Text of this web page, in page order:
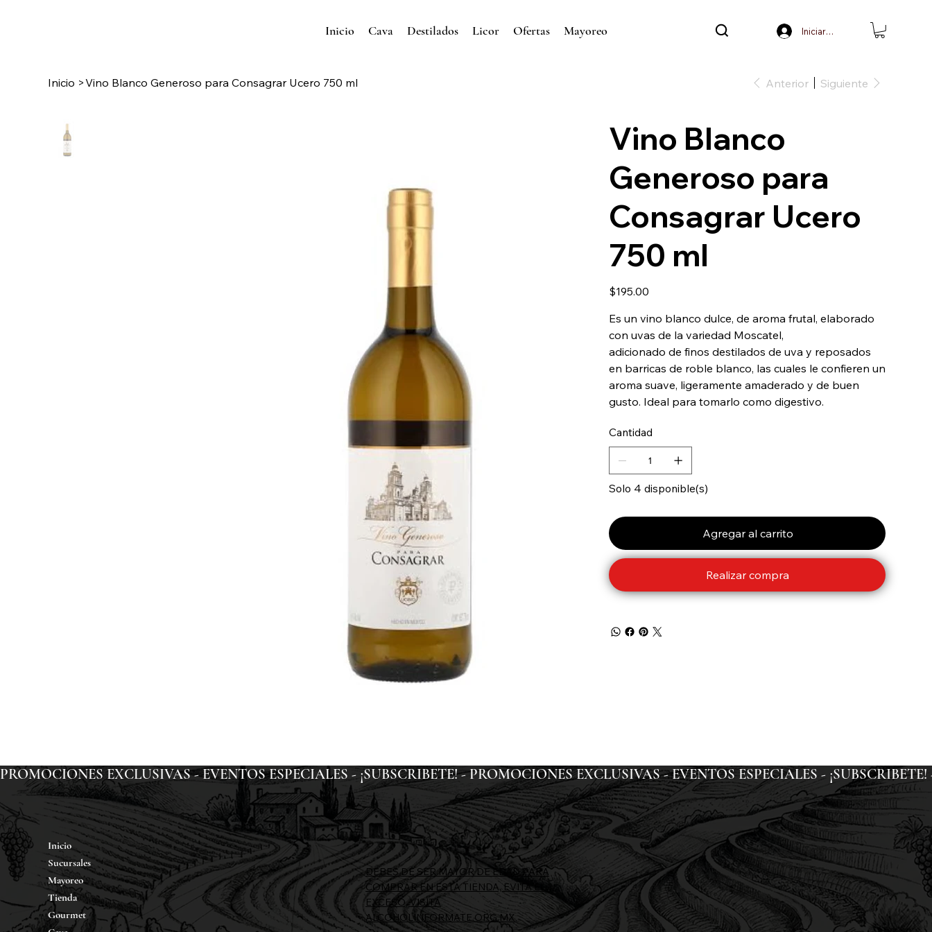
Inicio Cava Destilados Licor Ofertas Mayoreo Iniciar sesión
Inicio >Vino Blanco Generoso para Consagrar Ucero 750 ml Anterior Siguiente
Vino Blanco
Generoso para
Consagrar Ucero
750 ml
Precio
$195.00
Es un vino blanco dulce, de aroma frutal, elaborado
con uvas de la variedad Moscatel,
adicionado de finos destilados de uva y reposados
en barricas de roble blanco, las cuales le confieren un
aroma suave, ligeramente amaderado y de buen
gusto. Ideal para tomarlo como digestivo.
Cantidad
Solo 4 disponible(s)
Agregar al carrito
Realizar compra
PROMOCIONES EXCLUSIVAS - EVENTOS ESPECIALES - ¡SUBSCRIBETE! -
Inicio
Sucursales
Mayoreo
Tienda
Gourmet
DEBES DE SER MAYOR DE EDAD PARA
COMPRAR EN ESTA TIENDA, EVITA EL
EXCESO, VISITA
ALCOHOLINFORMATE.ORG.MX